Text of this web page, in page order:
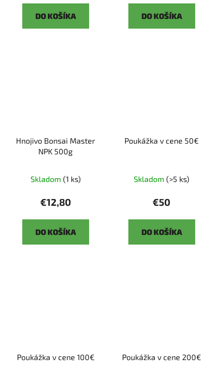
DO KOŠÍKA DO KOŠÍKA
Hnojivo Bonsai Master
NPK 500g
Skladom (1 ks)
€12,80
DO KOŠÍKA
Poukážka v cene 50€
Skladom (>5 ks)
€50
DO KOŠÍKA
Poukážka v cene 100€ Poukážka v cene 200€